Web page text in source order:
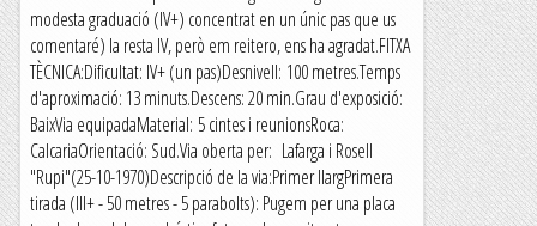
modesta graduació (IV+) concentrat en un únic pas que us
comentaré) la resta IV, però em reitero, ens ha agradat.FITXA
TÈCNICA:Dificultat: IV+ (un pas)Desnivell: 100 metres.Temps
d'aproximació: 13 minuts.Descens: 20 min.Grau d'exposició:
BaixVia equipadaMaterial: 5 cintes i reunionsRoca:
CalcariaOrientació: Sud.Via oberta per: Lafarga i Rosell
"Rupi"(25-10-1970)Descripció de la via:Primer llargPrimera
tirada (III+ - 50 metres - 5 parabolts): Pugem per una placa